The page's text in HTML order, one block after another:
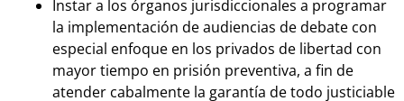
Instar a los órganos jurisdiccionales a programar
la implementación de audiencias de debate con
especial enfoque en los privados de libertad con
mayor tiempo en prisión preventiva, a fin de
atender cabalmente la garantía de todo justiciable